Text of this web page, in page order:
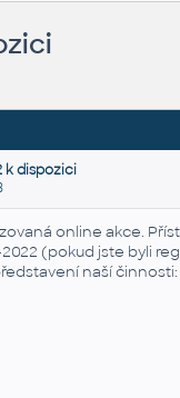
k dispozici
online akce.
(pokud jste byli
naší činnosti: